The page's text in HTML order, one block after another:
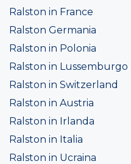
Ralston in France
Ralston Germania
Ralston in Polonia
Ralston in Lussemburgo
Ralston in Switzerland
Ralston in Austria
Ralston in Irlanda
Ralston in Italia
Ralston in Ucraina